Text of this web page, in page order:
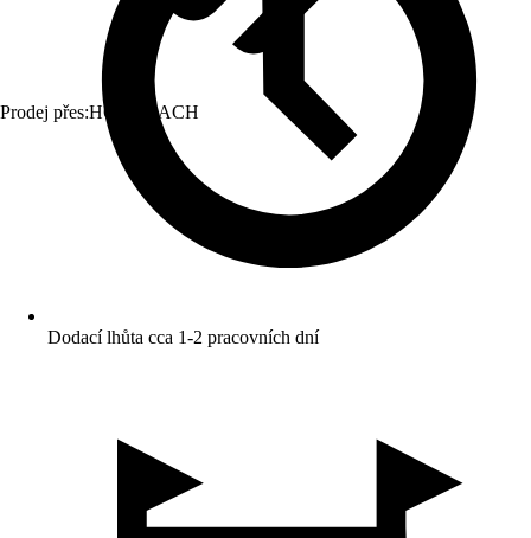
Prodej přes:HORNBACH
Dodací lhůta cca 1-2 pracovních dní